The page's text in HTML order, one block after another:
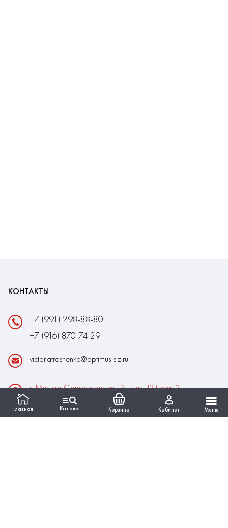
Главная Каталог Корзина Кабинет Меню
КОНТАКТЫ
+7 (991) 298-88-80
+7 (916) 870-74-29
victor.atroshenko@optimus-siz.ru
г. Москва Сколковское ш., 31, стр. 12 (этаж 2,
помещение 22)
Время работы: